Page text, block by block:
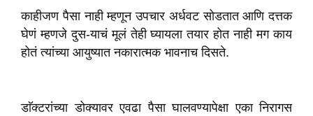
काहीजण पैसा नाही म्हणून उपचार अर्धवट सोडतात आणि दत्तक
घेणं म्हणजे दुस-याचं मूलं तेही घ्यायला तयार होत नाही मग काय
होतं त्यांच्या आयुष्यात नकारात्मक भावनाच दिसते.
डाॅक्टरांच्या डोक्यावर एवढा पैसा घालवण्यापेक्षा एका निरागस